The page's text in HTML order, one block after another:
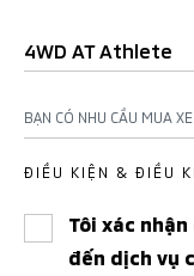
4WD AT Athlete
BẠN CÓ NHU CẦU MUA
ĐIỀU KIỆN & ĐIỀU
Tôi xác
đến dịch vụ